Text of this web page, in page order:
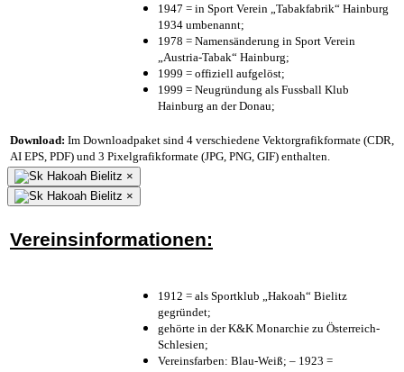
1947 = in Sport Verein „Tabakfabrik“ Hainburg
1934 umbenannt;
1978 = Namensänderung in Sport Verein
„Austria-Tabak“ Hainburg;
1999 = offiziell aufgelöst;
1999 = Neugründung als Fussball Klub
Hainburg an der Donau;
Download: Im Downloadpaket sind 4 verschiedene Vektorgrafikformate (CDR,
AI EPS, PDF) und 3 Pixelgrafikformate (JPG, PNG, GIF) enthalten.
×
×
Vereinsinformationen:
1912 = als Sportklub „Hakoah“ Bielitz
gegründet;
gehörte in der K&K Monarchie zu Österreich-
Schlesien;
Vereinsfarben: Blau-Weiß; – 1923 =